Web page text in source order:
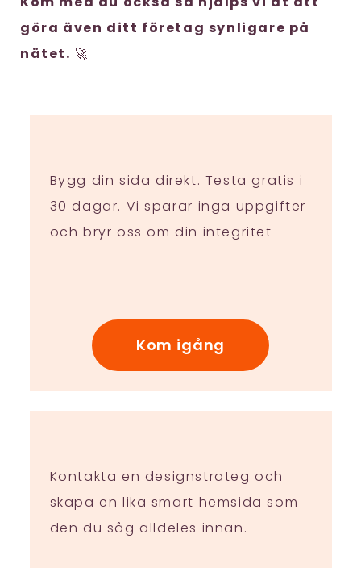
göra även ditt företag synligare på
nätet. 🚀
Bygg din sida direkt. Testa gratis i
30 dagar. Vi sparar inga uppgifter
och bryr oss om din integritet
Kom igång
Kontakta en designstrateg och
skapa en lika smart hemsida som
den du såg alldeles innan.